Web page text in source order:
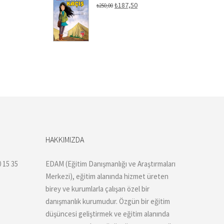
₺250,00 Orijinal
fiyat:
₺187,50Şu
andaki
35
HAKKIMIZDA
EDAM (Eğitim Danışmanlığı ve Araştırmaları
Merkezi), eğitim alanında hizmet üreten
birey ve kurumlarla çalışan özel bir
danışmanlık kurumudur. Özgün bir eğitim
düşüncesi geliştirmek ve eğitim alanında